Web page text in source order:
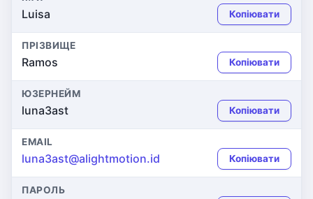
Luisa Копіювати
ПРІЗВИЩЕ
Ramos Копіювати
ЮЗЕРНЕЙМ
luna3ast Копіювати
EMAIL
luna3ast@alightmotion.id Копіювати
ПАРОЛЬ